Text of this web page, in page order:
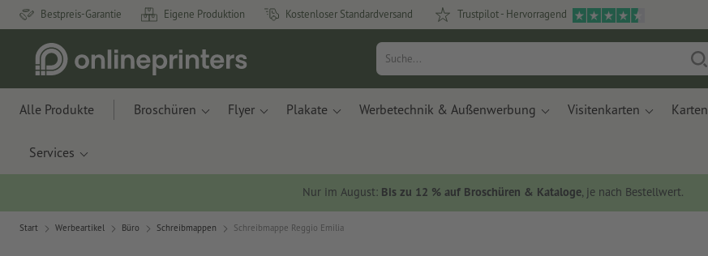
Bestpreis-Garantie Eigene Produktion Kostenloser Standardversand Trustpilot - Hervorragend
Alle Produkte Broschüren Flyer Plakate Werbetechnik & Außenwerbung Visitenkarten Karten
Services
Nur im August: Bis zu 12 % auf Broschüren & Kataloge, je nach Bestellwert.
Start Werbeartikel Büro Schreibmappen Schreibmappe Reggio Emilia